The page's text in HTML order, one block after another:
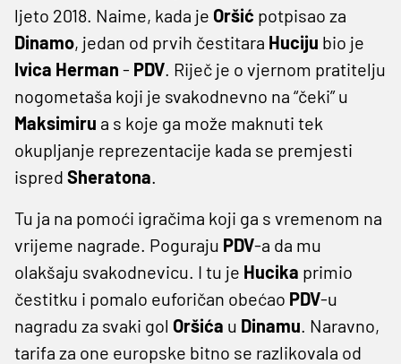
ljeto 2018. Naime, kada je Oršić potpisao za
Dinamo, jedan od prvih čestitara Huciju bio je
Ivica Herman - PDV. Riječ je o vjernom pratitelju
nogometaša koji je svakodnevno na “čeki” u
Maksimiru a s koje ga može maknuti tek
okupljanje reprezentacije kada se premjesti
ispred Sheratona.
Tu ja na pomoći igračima koji ga s vremenom na
vrijeme nagrade. Poguraju PDV-a da mu
olakšaju svakodnevicu. I tu je Hucika primio
čestitku i pomalo euforičan obećao PDV-u
nagradu za svaki gol Oršića u Dinamu. Naravno,
tarifa za one europske bitno se razlikovala od